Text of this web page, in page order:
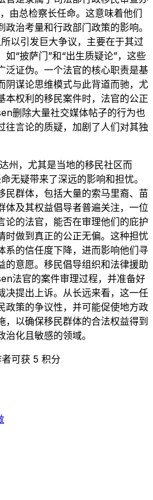
由总检察长任命。这意味着他们
治考量和行政部门政策的影响。
以引发巨大争议，主要在于其过
“披萨门”和“出生质疑论”，这些
泛证伪。一个法官的核心职责是基
阴谋论思维模式与此背道而驰，尤
本权利的移民案件时，法官的公正
删除大量社交媒体帖子的行为也
往言论的质疑，加剧了人们对其独
州，尤其是当地的移民社区而
无疑带来了深远的影响和担忧。
民群体，包括大量的索马里裔、苗
体及其权益倡导者普遍关注，一位
论的法官，能否在审理他们的庇护
时做到真正的公正无偏。这种担忧
系的信任度下降，进而影响他们寻
的意愿。移民倡导组织和法律援助
法官的案件审理过程，并准备好
决提出上诉。从长远来看，这一任
政策的争议性，并可能促使地方政
，以确保移民群体的合法权益得到
化且敏感的领域。
可获 5 积分